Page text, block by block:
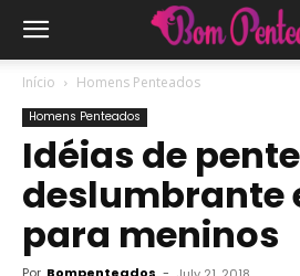
Início Homens Penteados
Homens Penteados
Idéias de
deslumbrante
para meninos